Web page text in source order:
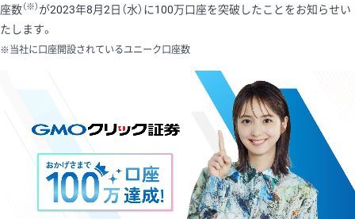
座数（※） が2023年8月2日（水）に100万口座を突破したことをお知らせい
たします。
※当社に口座開設されているユニーク口座数